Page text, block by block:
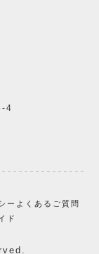
4
ー よくあるご質問
ド